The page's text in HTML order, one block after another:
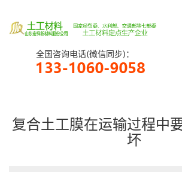
全国咨询电话(微信同步)：
复合土工膜在运输过程中
坏